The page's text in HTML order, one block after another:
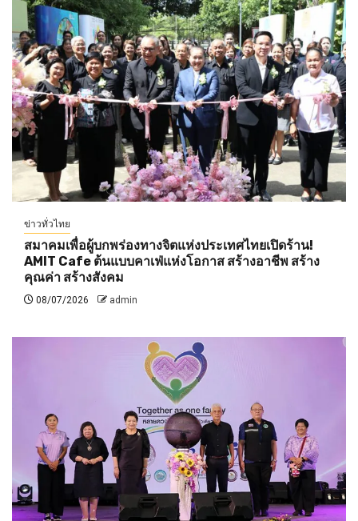
ข่าวทั่วไทย
สมาคมเพื่อผู้บกพร่องทางจิตแห่งประเทศไทยเปิดร้าน!
AMIT Cafe ต้นแบบคาเฟ่แห่งโอกาส สร้างอาชีพ สร้าง
คุณค่า สร้างสังคม
08/07/2026 admin